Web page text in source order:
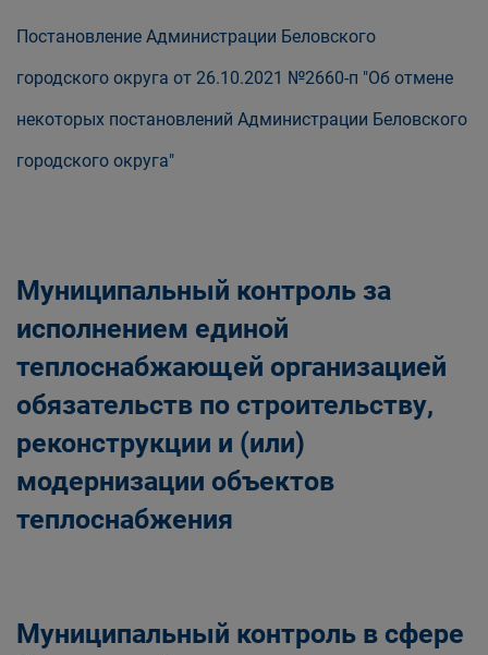
Постановление Администрации Беловского
городского округа от 26.10.2021 №2660-п "Об отмене
некоторых постановлений Администрации Беловского
городского округа"
Муниципальный контроль за
исполнением единой
теплоснабжающей организацией
обязательств по строительству,
реконструкции и (или)
модернизации объектов
теплоснабжения
Муниципальный контроль в сфере